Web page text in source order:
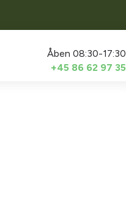
Åben 08:30-17:30
+45 86 62 97 35